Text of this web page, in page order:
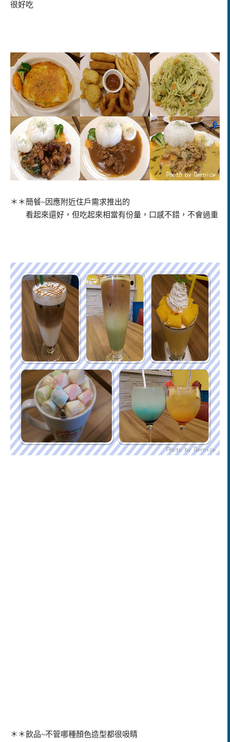
很好吃
＊＊簡餐~因應附近住戶需求推出的
看起來還好，但吃起來相當有份量，口感不錯，不會過重
＊＊飲品~不管哪種顏色造型都很吸睛